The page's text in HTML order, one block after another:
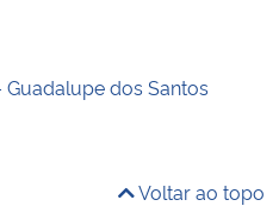
dos Santos
Voltar ao topo